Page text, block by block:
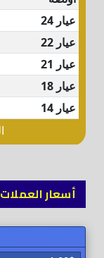
أسعار العملات